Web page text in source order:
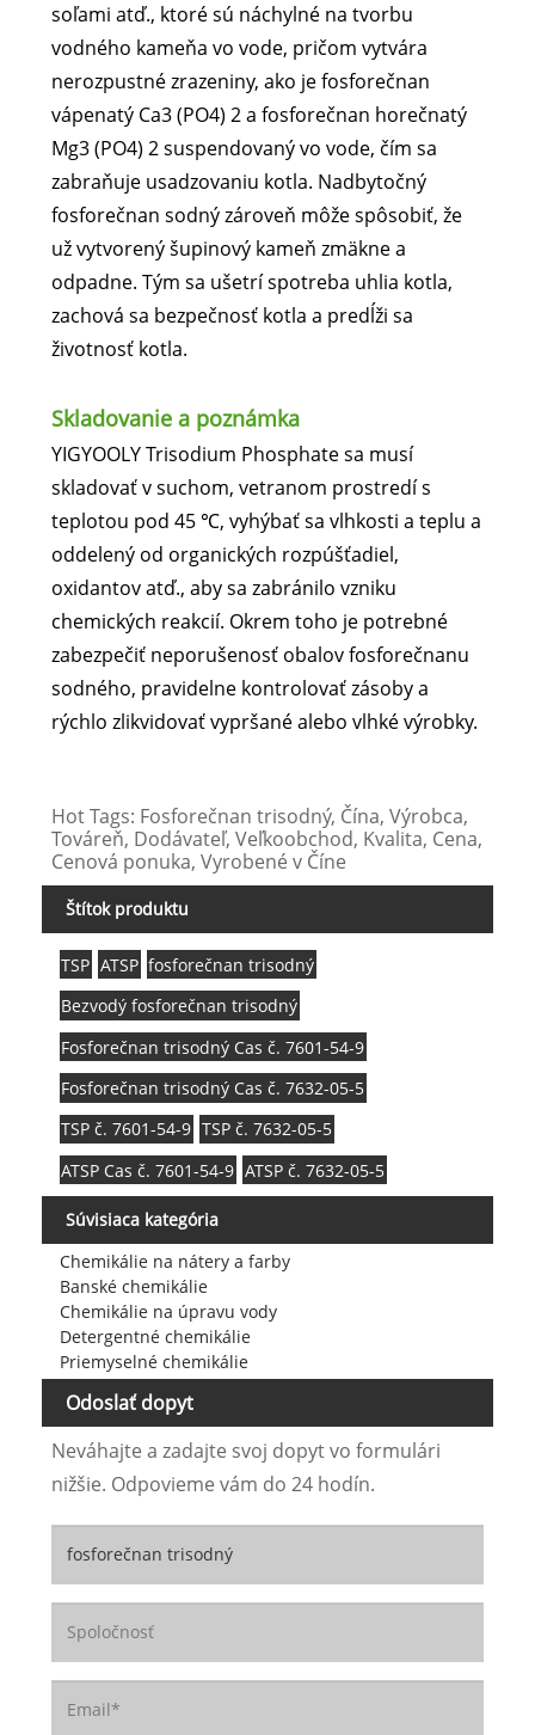
soľami atď., ktoré sú náchylné na tvorbu
vodného kameňa vo vode, pričom vytvára
nerozpustné zrazeniny, ako je fosforečnan
vápenatý Ca3 (PO4) 2 a fosforečnan horečnatý
Mg3 (PO4) 2 suspendovaný vo vode, čím sa
zabraňuje usadzovaniu kotla. Nadbytočný
fosforečnan sodný zároveň môže spôsobiť, že
už vytvorený šupinový kameň zmäkne a
odpadne. Tým sa ušetrí spotreba uhlia kotla,
zachová sa bezpečnosť kotla a predĺži sa
životnosť kotla.
Skladovanie a poznámka
YIGYOOLY Trisodium Phosphate sa musí
skladovať v suchom, vetranom prostredí s
teplotou pod 45 ℃, vyhýbať sa vlhkosti a teplu a
oddelený od organických rozpúšťadiel,
oxidantov atď., aby sa zabránilo vzniku
chemických reakcií. Okrem toho je potrebné
zabezpečiť neporušenosť obalov fosforečnanu
sodného, ​​pravidelne kontrolovať zásoby a
rýchlo zlikvidovať vypršané alebo vlhké výrobky.
Hot Tags: Fosforečnan trisodný, Čína, Výrobca,
Továreň, Dodávateľ, Veľkoobchod, Kvalita, Cena,
Cenová ponuka, Vyrobené v Číne
Štítok produktu
TSP ATSP fosforečnan trisodný
Bezvodý fosforečnan trisodný
Fosforečnan trisodný Cas č. 7601-54-9
Fosforečnan trisodný Cas č. 7632-05-5
TSP č. 7601-54-9 TSP č. 7632-05-5
ATSP Cas č. 7601-54-9 ATSP č. 7632-05-5
Súvisiaca kategória
Chemikálie na nátery a farby
Banské chemikálie
Chemikálie na úpravu vody
Detergentné chemikálie
Priemyselné chemikálie
Odoslať dopyt
Neváhajte a zadajte svoj dopyt vo formulári
nižšie. Odpovieme vám do 24 hodín.